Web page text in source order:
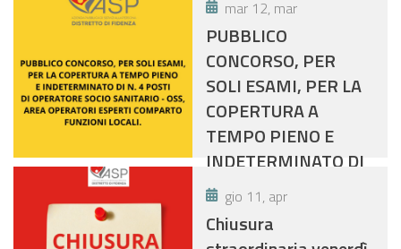
mar 12, mar
PUBBLICO
CONCORSO, PER
SOLI ESAMI, PER LA
COPERTURA A
TEMPO PIENO E
INDETERMINATO DI
N. 4 POSTI- OSS
gio 11, apr
Chiusura